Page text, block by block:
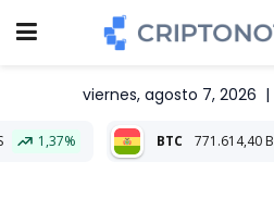
viernes, agosto 7, 2026 |
BTC 771.614,40 BOB -0,44%